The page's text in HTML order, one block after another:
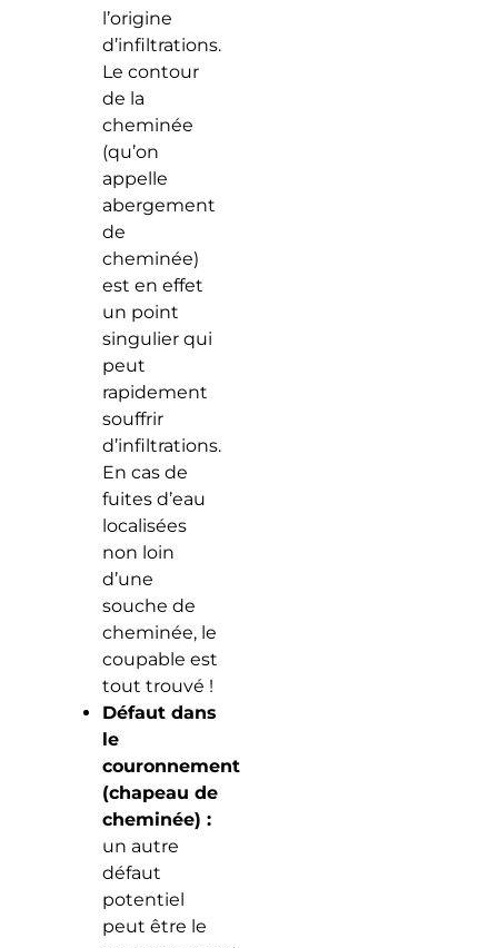
l’origine
d’infiltrations.
Le contour
de la
cheminée
(qu’on
appelle
abergement
de
cheminée)
est en effet
un point
singulier qui
peut
rapidement
souffrir
d’infiltrations.
En cas de
fuites d’eau
localisées
non loin
d’une
souche de
cheminée, le
coupable est
tout trouvé !
Défaut dans
le
couronnement
(chapeau de
cheminée) :
un autre
défaut
potentiel
peut être le